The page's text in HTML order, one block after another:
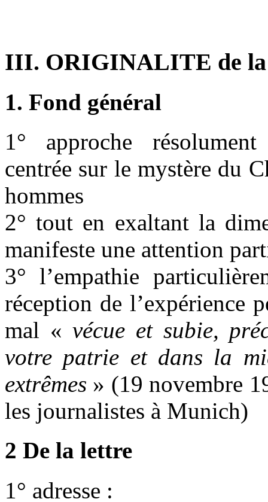
III. ORIGINALITE de
1. Fond général
1° approche
centrée sur le mystère du
hommes
2° tout en exaltant la
manifeste une attention
3° l’empathie
réception de l’expérience
mal «vécue et subie,
votre patrie et dans la
extrêmes » (19 novembre
les journalistes à
2 De la lettre
1° adresse :